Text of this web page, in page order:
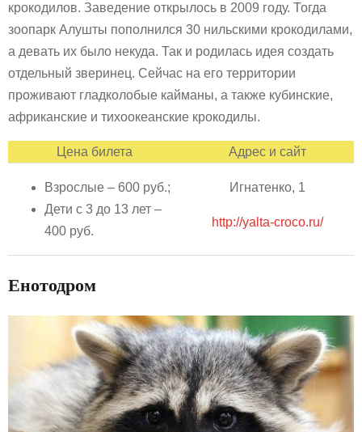
крокодилов. Заведение открылось в 2009 году. Тогда
зоопарк Алушты пополнился 30 нильскими крокодилами,
а девать их было некуда. Так и родилась идея создать
отдельный зверинец. Сейчас на его территории
проживают гладколобые кайманы, а также кубинские,
африканские и тихоокеанские крокодилы.
Цена билета Адрес и сайт
Взрослые – 600 руб.;
Дети с 3 до 13 лет –
400 руб.
Игнатенко, 1
http://yalta-croco.ru/
Енотодром